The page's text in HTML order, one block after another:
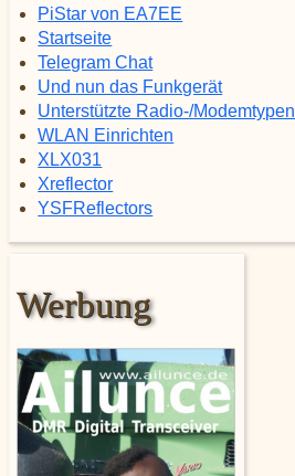
PiStar von EA7EE
Startseite
Telegram Chat
Und nun das Funkgerät
Unterstützte Radio-/Modemtypen
WLAN Einrichten
XLX031
Xreflector
YSFReflectors
Werbung